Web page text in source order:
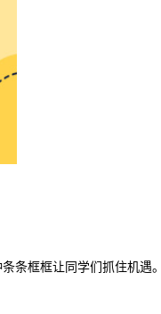
条框框让同学们抓住机遇。